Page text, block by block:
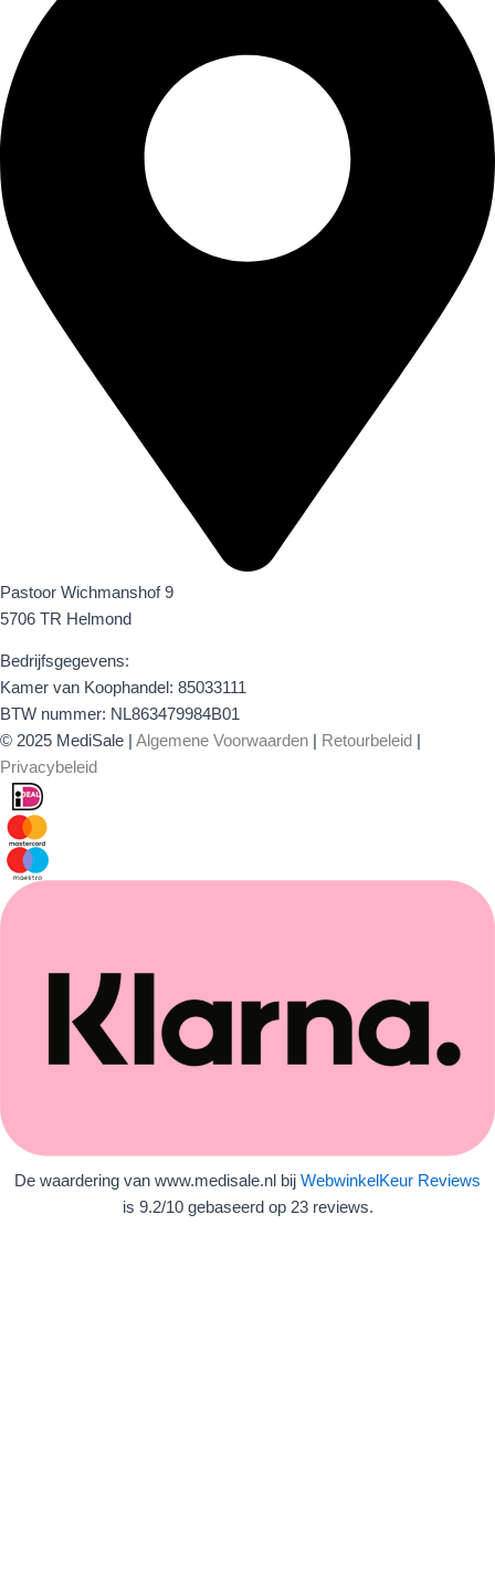
Pastoor Wichmanshof 9
5706 TR Helmond
Bedrijfsgegevens:
Kamer van Koophandel: 85033111
BTW nummer: NL863479984B01
© 2025 MediSale | Algemene Voorwaarden Retourbeleid
Privacybeleid
De waardering van www.medisale.nl bij WebwinkelKeur Reviews
is 9.2/10 gebaseerd op 23 reviews.